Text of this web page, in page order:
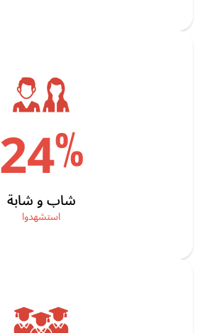
شاب و شابة
%
24
استشهدوا